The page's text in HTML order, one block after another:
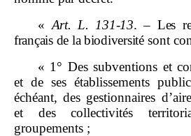
« Art. L. 131‑13. – Les
français de la biodiversitésont
« 1° Des subventions et
et de ses établissements
échéant, des gestionnaires
et des collectivités
groupements ;